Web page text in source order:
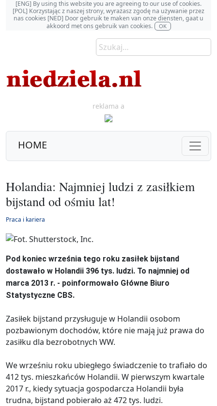
[ENG] By using this website you are agreeing to our use of cookies.
[POL] Korzystając z naszej strony, wyrażasz zgodę na używanie przez
nas cookies [NED] Door gebruik te maken van onze diensten, gaat u
akkoord met ons gebruik van cookies.
OK
reklama a
HOME
Holandia: Najmniej ludzi z zasiłkiem
bijstand od ośmiu lat!
Praca i kariera
Pod koniec września tego roku zasiłek bijstand
dostawało w Holandii 396 tys. ludzi. To najmniej od
marca 2013 r. - poinformowało Główne Biuro
Statystyczne CBS.
Zasiłek bijstand przysługuje w Holandii osobom
pozbawionym dochodów, które nie mają już prawa do
zasiłku dla bezrobotnych WW.
We wrześniu roku ubiegłego świadczenie to trafiało do
412 tys. mieszkańców Holandii. W pierwszym kwartale
2017 r., kiedy sytuacja gospodarcza Holandii była
trudna, bijstand pobierało aż 472 tys. ludzi.